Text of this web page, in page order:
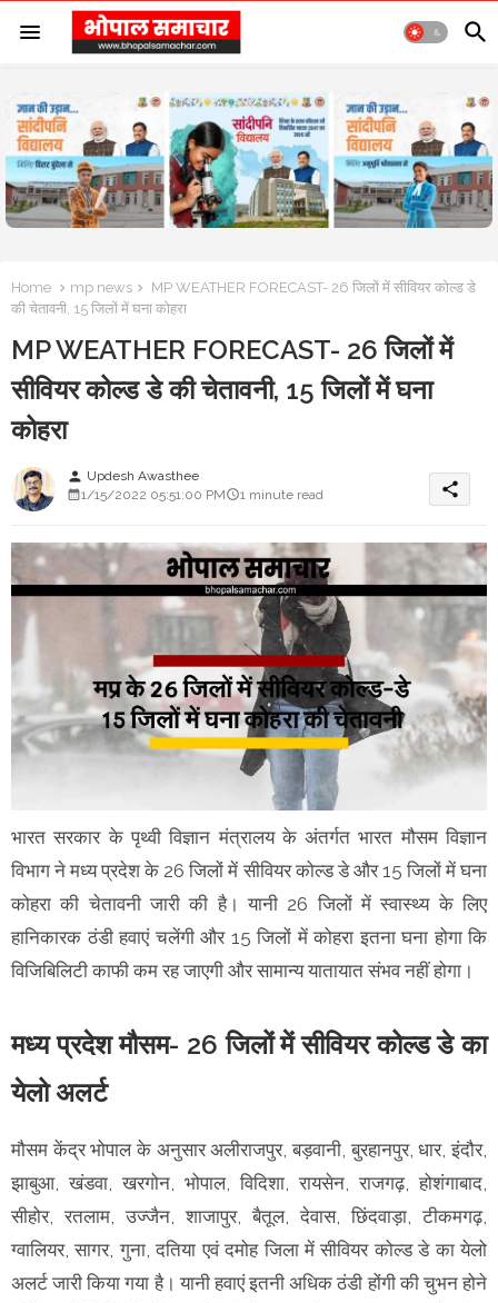
Home mp news
MP WEATHER FORECAST- 26 जिलों में सीवियर कोल्ड डे
की चेतावनी, 15 जिलों में घना कोहरा
MP WEATHER FORECAST- 26 जिलों में
सीवियर कोल्ड डे की चेतावनी, 15 जिलों में घना
कोहरा
person Updesh Awasthee
1/15/2022 05:51:00 PM
1 minute read share
भारत सरकार के पृथ्वी विज्ञान मंत्रालय के अंतर्गत भारत मौसम विज्ञान
विभाग ने मध्य प्रदेश के 26 जिलों में सीवियर कोल्ड डे और 15 जिलों में घना
कोहरा की चेतावनी जारी की है। यानी 26 जिलों में स्वास्थ्य के लिए
हानिकारक ठंडी हवाएं चलेंगी और 15 जिलों में कोहरा इतना घना होगा कि
विजिबिलिटी काफी कम रह जाएगी और सामान्य यातायात संभव नहीं होगा।
मध्य प्रदेश मौसम- 26 जिलों में सीवियर कोल्ड डे का
येलो अलर्ट
मौसम केंद्र भोपाल के अनुसार अलीराजपुर, बड़वानी, बुरहानपुर, धार, इंदौर,
झाबुआ, खंडवा, खरगोन, भोपाल, विदिशा, रायसेन, राजगढ़, होशंगाबाद,
सीहोर, रतलाम, उज्जैन, शाजापुर, बैतूल, देवास, छिंदवाड़ा, टीकमगढ़,
ग्वालियर, सागर, गुना, दतिया एवं दमोह जिला में सीवियर कोल्ड डे का येलो
अलर्ट जारी किया गया है। यानी हवाएं इतनी अधिक ठंडी होंगी की चुभन होने